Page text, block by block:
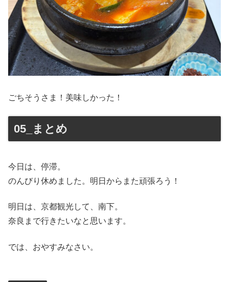
ごちそうさま！美味しかった！
05_まとめ
今日は、停滞。
のんびり休めました。明日からまた頑張ろう！
明日は、京都観光して、南下。
奈良まで行きたいなと思います。
では、おやすみなさい。